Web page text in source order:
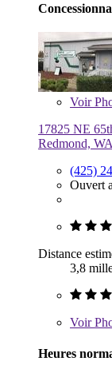
Voir
17825 NE
Redmond,
(425)
Ouvert
Distance
3,8
Voir
Heures